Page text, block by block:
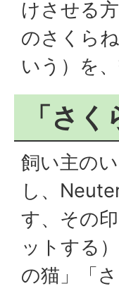
けさせる
のさくら
いう）を
「さ
飼い主の
し、
す、その
ットする
の猫」「